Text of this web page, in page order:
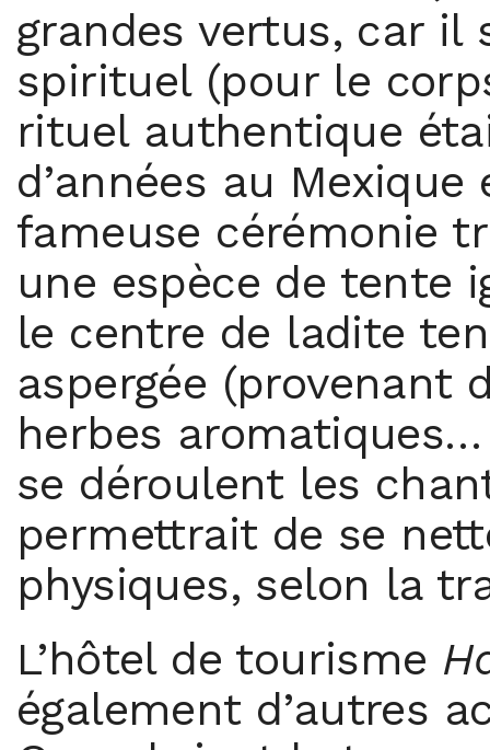
grandes vertus, car il
spirituel (pour le
rituel authentique
d’années au
fameuse cérémonie
une espèce de tente
le centre de ladite
aspergée (provenant
herbes
se déroulent les
permettrait de se
physiques, selon la
L’hôtel de tourisme
également d’autres